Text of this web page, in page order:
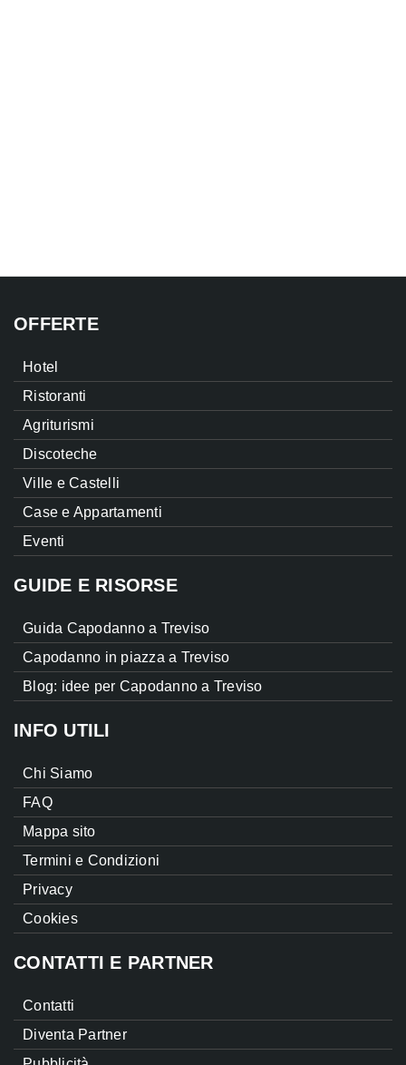
OFFERTE
Hotel
Ristoranti
Agriturismi
Discoteche
Ville e Castelli
Case e Appartamenti
Eventi
GUIDE E RISORSE
Guida Capodanno a Treviso
Capodanno in piazza a Treviso
Blog: idee per Capodanno a Treviso
INFO UTILI
Chi Siamo
FAQ
Mappa sito
Termini e Condizioni
Privacy
Cookies
CONTATTI E PARTNER
Contatti
Diventa Partner